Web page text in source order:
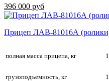
396 000 руб
Прицеп ЛАВ-81016А
полная масса прицепа, кг
грузоподъемность, кг